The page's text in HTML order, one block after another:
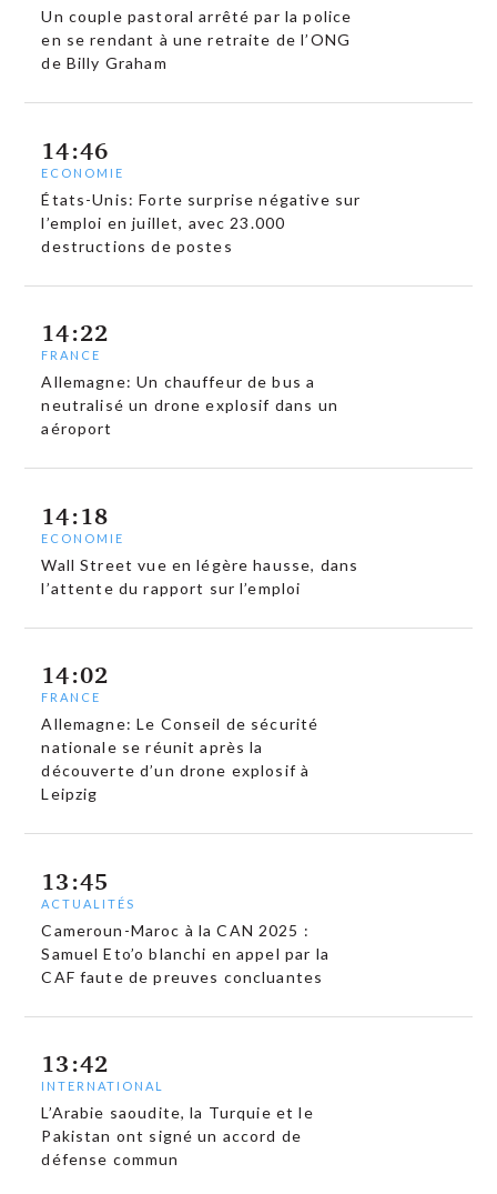
Un couple pastoral arrêté par la police
en se rendant à une retraite de l’ONG
de Billy Graham
14:46
ECONOMIE
États-Unis: Forte surprise négative sur
l’emploi en juillet, avec 23.000
destructions de postes
14:22
FRANCE
Allemagne: Un chauffeur de bus a
neutralisé un drone explosif dans un
aéroport
14:18
ECONOMIE
Wall Street vue en légère hausse, dans
l’attente du rapport sur l’emploi
14:02
FRANCE
Allemagne: Le Conseil de sécurité
nationale se réunit après la
découverte d’un drone explosif à
Leipzig
13:45
ACTUALITÉS
Cameroun-Maroc à la CAN 2025 :
Samuel Eto’o blanchi en appel par la
CAF faute de preuves concluantes
13:42
INTERNATIONAL
L’Arabie saoudite, la Turquie et le
Pakistan ont signé un accord de
défense commun